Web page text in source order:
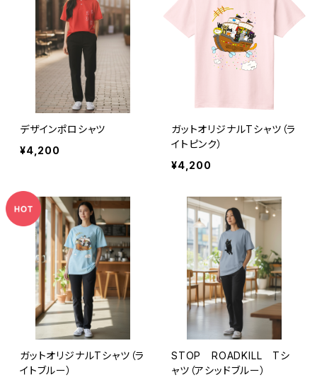
デザインポロシャツ
¥4,200
ガットオリジナルTシャツ（ラ
イトピンク）
¥4,200
ガットオリジナルTシャツ（ラ
イトブルー）
STOP ROADKILL Tシ
ャツ（アシッドブルー）